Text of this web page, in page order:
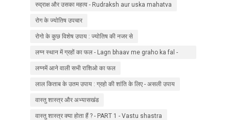
रुद्राक्ष और उसका महत्व - Rudraksh aur uska mahatva
रोग के ज्योतिष उपचार
रोगो के कुछ विशेष उपाय : ज्योतिष की नजर से
लग्न स्थान में ग्रहों का फल - Lagn bhaav me graho ka fal -
jyotish in hindi
लग्नमें आने वाली सभी राशिओ का फल
लाल किताब के उतम उपाय : ग्रहो की शांति के लिए - असली उपाय
वास्तु शास्त्र और अभ्यासखंड
वास्तु शास्त्र क्या होता हैं ? - PART 1 - Vastu shastra